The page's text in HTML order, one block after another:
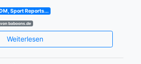
Sport Reports...
von baboons.de
Weiterlesen